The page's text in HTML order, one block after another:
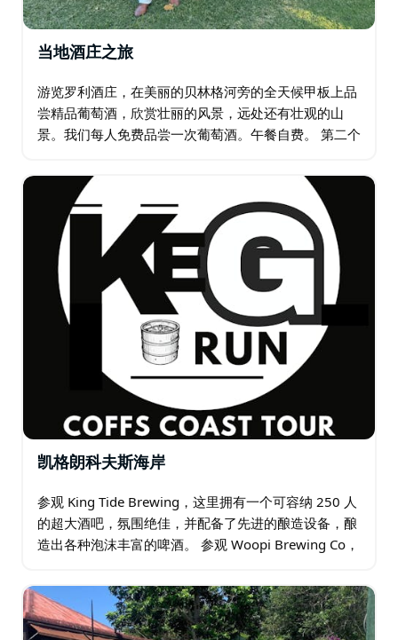
当地酒庄之旅
游览罗利酒庄，在美丽的贝林格河旁的全天候甲板上品
尝精品葡萄酒，欣赏壮丽的风景，远处还有壮观的山
景。我们每人免费品尝一次葡萄酒。午餐自费。 第二个
凯格朗科夫斯海岸
参观 King Tide Brewing，这里拥有一个可容纳 250 人
的超大酒吧，氛围绝佳，并配备了先进的酿造设备，酿
造出各种泡沫丰富的啤酒。 参观 Woopi Brewing Co，
海滩文化…